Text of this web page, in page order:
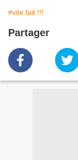
#vite fait !!!
Partager